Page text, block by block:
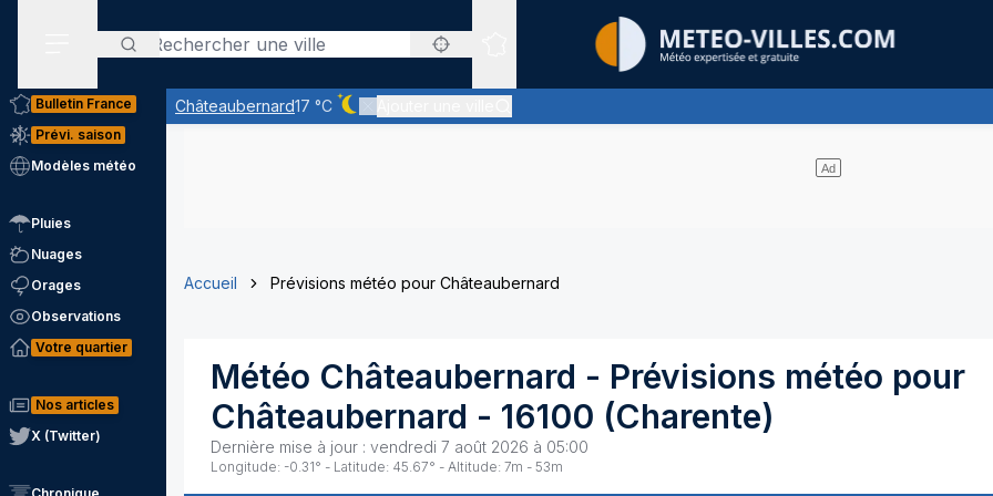
Rechercher
Sites expertis&eacute;s
Châteaubernard17 °C
Ciel dégagé - quasiment pas de nuages
Bulletin France
Prévi. saison
Modèles météo
Pluies
Nuages
Orages
Observations
Votre quartier
Nos articles
X (Twitter)
Accueil Prévisions météo pour Châteaubernard
Météo Châteaubernard - Prévisions météo pour
Châteaubernard - 16100 (Charente)
Dernière mise à jour : vendredi 7 août 2026 à 05:00
Longitude: -0.31° - Latitude: 45.67° - Altitude: 7m - 53m